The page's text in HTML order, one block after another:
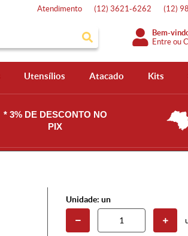
Atendimento (12) 3621-6262 (12)
Bem-
Entre ou
Utensílios Atacado Kits
* 3% DE DESCONTO NO
PIX
Unidade: un